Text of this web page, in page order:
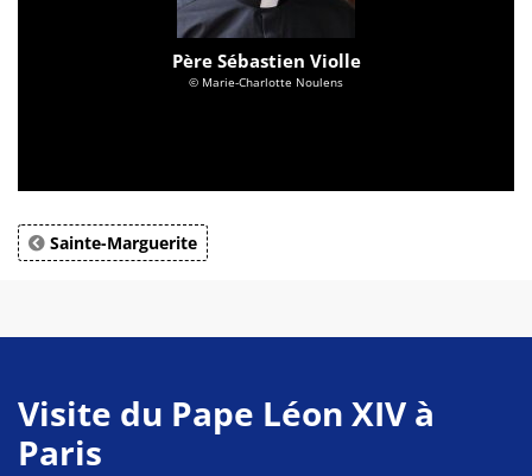
Père Sébastien Violle
© Marie-Charlotte Noulens
Sainte-Marguerite
Visite du Pape Léon XIV à
Paris